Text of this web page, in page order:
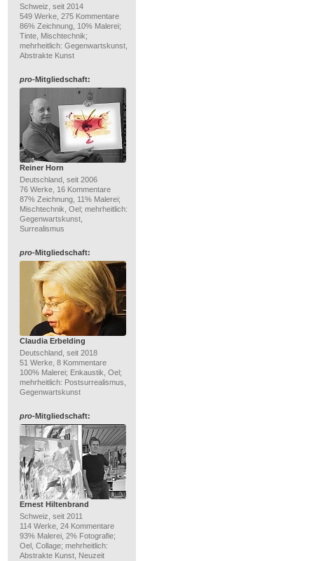
Schweiz, seit 2014
549 Werke, 275 Kommentare
86% Zeichnung, 10% Malerei;
Tinte, Mischtechnik;
mehrheitlich: Gegenwartskunst,
Abstrakte Kunst
pro-Mitgliedschaft:
Reiner Horn
Deutschland, seit 2006
76 Werke, 16 Kommentare
87% Zeichnung, 11% Malerei;
Mischtechnik, Oel; mehrheitlich:
Gegenwartskunst,
Surrealismus
pro-Mitgliedschaft:
Claudia Erbelding
Deutschland, seit 2018
51 Werke, 8 Kommentare
100% Malerei; Enkaustik, Oel;
mehrheitlich: Postsurrealismus,
Gegenwartskunst
pro-Mitgliedschaft:
Ernest Hiltenbrand
Schweiz, seit 2011
114 Werke, 24 Kommentare
93% Malerei, 2% Fotografie;
Oel, Collage; mehrheitlich:
Abstrakte Kunst, Neuzeit